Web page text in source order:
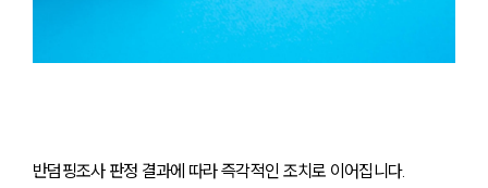
반덤핑조사 판정 결과에 따라 즉각적인 조치로 이어집니다.